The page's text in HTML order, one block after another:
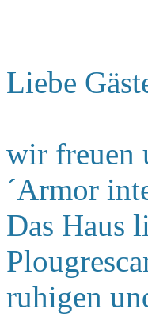
Liebe
wir freuen
´Armor
Das Haus
ruhigen